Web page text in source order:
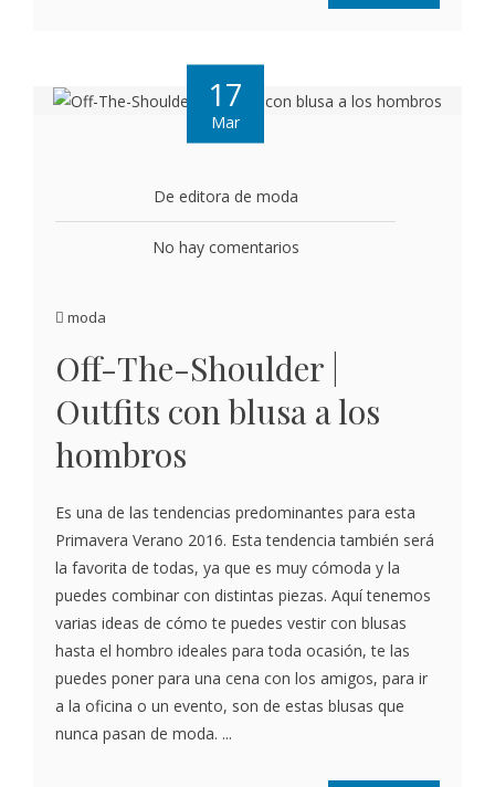
17
Mar
De editora de moda
No hay comentarios
moda
Off-The-Shoulder |
Outfits con blusa a los
hombros
Es una de las tendencias predominantes para esta
Primavera Verano 2016. Esta tendencia también será
la favorita de todas, ya que es muy cómoda y la
puedes combinar con distintas piezas. Aquí tenemos
varias ideas de cómo te puedes vestir con blusas
hasta el hombro ideales para toda ocasión, te las
puedes poner para una cena con los amigos, para ir
a la oficina o un evento, son de estas blusas que
nunca pasan de moda. ...